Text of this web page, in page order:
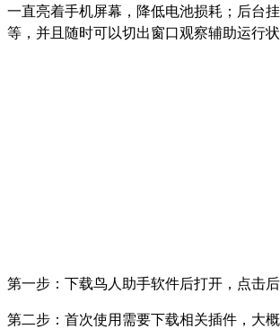
一直亮着手机屏幕，降低电池损耗；后台
等，并且随时可以切出窗口观察辅助运行状
第一步：下载鸟人助手软件后打开，点击
第二步：首次使用需要下载相关插件，大